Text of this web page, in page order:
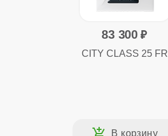
83 300
CITY CLASS 25 FR